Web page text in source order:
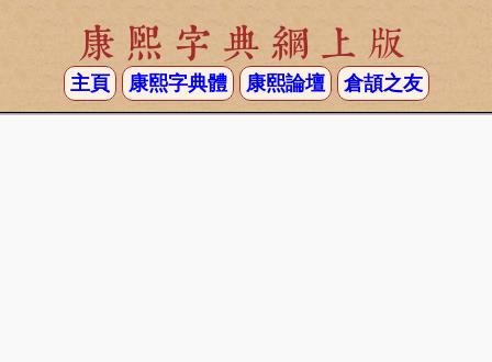
康熙字典網上版
主頁 康熙字典體 康熙論壇 倉頡之友